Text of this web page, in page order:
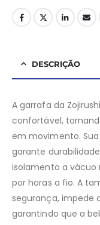
DESCRIÇÃO
A garrafa da
confortável,
em movimento.
garante
isolamento a vácuo
por horas a fio. A
segurança, impede
garantindo que a